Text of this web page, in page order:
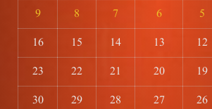
5
6
7
8
9
12
13
14
15
16
19
20
21
22
23
26
27
28
29
30